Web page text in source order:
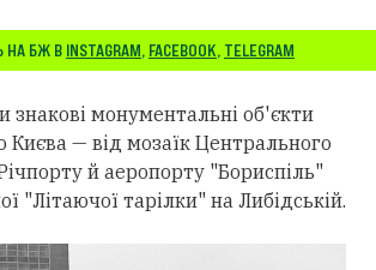
НА БЖ В INSTAGRAM, FACEBOOK, TELEGRAM
знакові монументальні об'єкти
Києва — від мозаїк Центрального
й аеропорту "Бориспіль"
"Літаючої тарілки" на Либідській.